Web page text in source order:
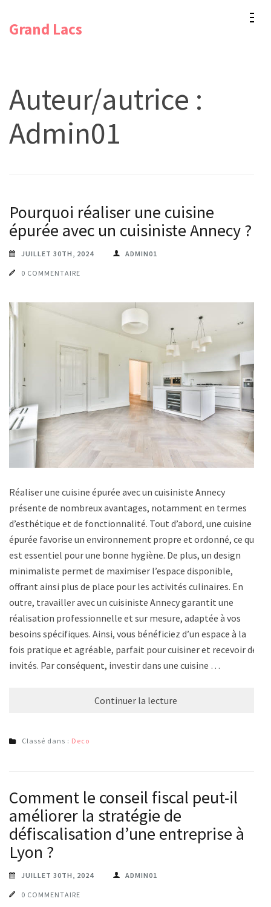
Grand Lacs
Auteur/autrice :
Admin01
Pourquoi réaliser une cuisine
épurée avec un cuisiniste Annecy ?
JUILLET 30TH, 2024 ADMIN01
0 COMMENTAIRE
Réaliser une cuisine épurée avec un cuisiniste Annecy
présente de nombreux avantages, notamment en termes
d’esthétique et de fonctionnalité. Tout d’abord, une cuisine
épurée favorise un environnement propre et ordonné, ce qui
est essentiel pour une bonne hygiène. De plus, un design
minimaliste permet de maximiser l’espace disponible,
offrant ainsi plus de place pour les activités culinaires. En
outre, travailler avec un cuisiniste Annecy garantit une
réalisation professionnelle et sur mesure, adaptée à vos
besoins spécifiques. Ainsi, vous bénéficiez d’un espace à la
fois pratique et agréable, parfait pour cuisiner et recevoir des
invités. Par conséquent, investir dans une cuisine …
Continuer la lecture
Classé dans : Deco
Comment le conseil fiscal peut-il
améliorer la stratégie de
défiscalisation d’une entreprise à
Lyon ?
JUILLET 30TH, 2024 ADMIN01
0 COMMENTAIRE